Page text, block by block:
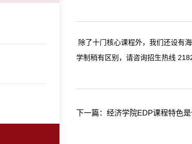
除了十门核心课程外，我们还设有
学制稍有区别，请咨询招生热线
下一篇：经济学院EDP课程特色是